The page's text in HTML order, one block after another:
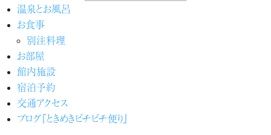
温泉とお風呂
お食事
別注料理
お部屋
館内施設
宿泊予約
交通アクセス
ブログ『ときめきピチピチ便り』